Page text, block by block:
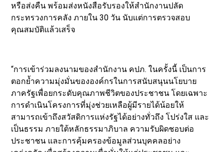
หรือส่งคืน พร้อมส่งหนังสือรับรองให้สำนักงานปลัด
กระทรวงการคลัง ภายใน 30 วัน นับแต่การตรวจสอบ
คุณสมบัติแล้วเสร็จ
“การเข้าร่วมลงนามของสำนักงาน คปภ. ในครั้งนี้ เป็นการ
ตอกย้ำความมุ่งมั่นขององค์กรในการสนับสนุนนโยบาย
ภาครัฐเพื่อยกระดับคุณภาพชีวิตของประชาชน โดยเฉพาะ
การดำเนินโครงการที่มุ่งช่วยเหลือผู้มีรายได้น้อยให้
สามารถเข้าถึงสวัสดิการแห่งรัฐได้อย่างทั่วถึง โปร่งใส และ
เป็นธรรม ภายใต้หลักธรรมาภิบาล ความรับผิดชอบต่อ
ประชาชน และการคุ้มครองข้อมูลส่วนบุคคลอย่าง